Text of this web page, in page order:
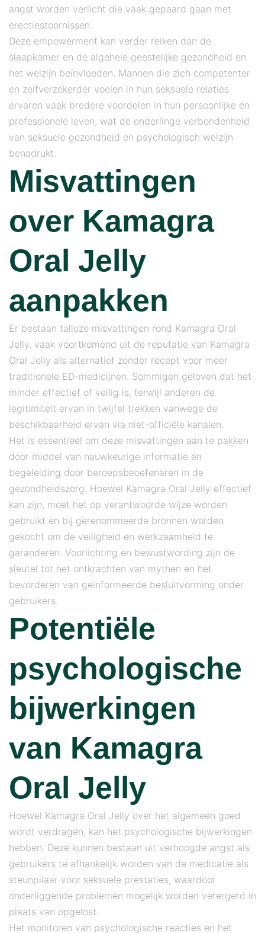
angst worden verlicht die vaak gepaard gaan met
erectiestoornissen.
Deze empowerment kan verder reiken dan de
slaapkamer en de algehele geestelijke gezondheid en
het welzijn beïnvloeden. Mannen die zich competenter
en zelfverzekerder voelen in hun seksuele relaties
ervaren vaak bredere voordelen in hun persoonlijke en
professionele leven, wat de onderlinge verbondenheid
van seksuele gezondheid en psychologisch welzijn
benadrukt.
Misvattingen
over Kamagra
Oral Jelly
aanpakken
Er bestaan ​​talloze misvattingen rond Kamagra Oral
Jelly, vaak voortkomend uit de reputatie van Kamagra
Oral Jelly als alternatief zonder recept voor meer
traditionele ED-medicijnen. Sommigen geloven dat het
minder effectief of veilig is, terwijl anderen de
legitimiteit ervan in twijfel trekken vanwege de
beschikbaarheid ervan via niet-officiële kanalen.
Het is essentieel om deze misvattingen aan te pakken
door middel van nauwkeurige informatie en
begeleiding door beroepsbeoefenaren in de
gezondheidszorg. Hoewel Kamagra Oral Jelly effectief
kan zijn, moet het op verantwoorde wijze worden
gebruikt en bij gerenommeerde bronnen worden
gekocht om de veiligheid en werkzaamheid te
garanderen. Voorlichting en bewustwording zijn de
sleutel tot het ontkrachten van mythen en het
bevorderen van geïnformeerde besluitvorming onder
gebruikers.
Potentiële
psychologische
bijwerkingen
van Kamagra
Oral Jelly
Hoewel Kamagra Oral Jelly over het algemeen goed
wordt verdragen, kan het psychologische bijwerkingen
hebben. Deze kunnen bestaan ​​uit verhoogde angst als
gebruikers te afhankelijk worden van de medicatie als
steunpilaar voor seksuele prestaties, waardoor
onderliggende problemen mogelijk worden verergerd in
plaats van opgelost.
Het monitoren van psychologische reacties en het